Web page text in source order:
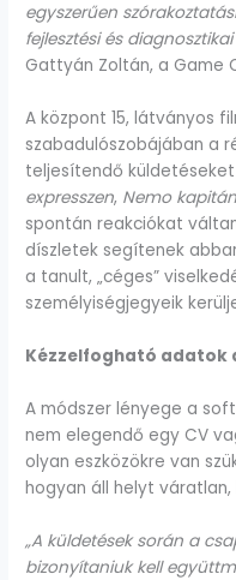
egyszerűen
fejlesztési és
Gattyán Zoltán, a Game
A központ 15, látványos
szabadulószobájában a
teljesítendő
expresszen, Nemo
spontán reakciókat
díszletek segítenek
a tanult, „céges”
személyiségjegyeik
Kézzelfogható adatok
A módszer lényege a
nem elegendő egy CV
olyan eszközökre van
hogyan áll helyt
„A küldetések során a
bizonyítaniuk kell